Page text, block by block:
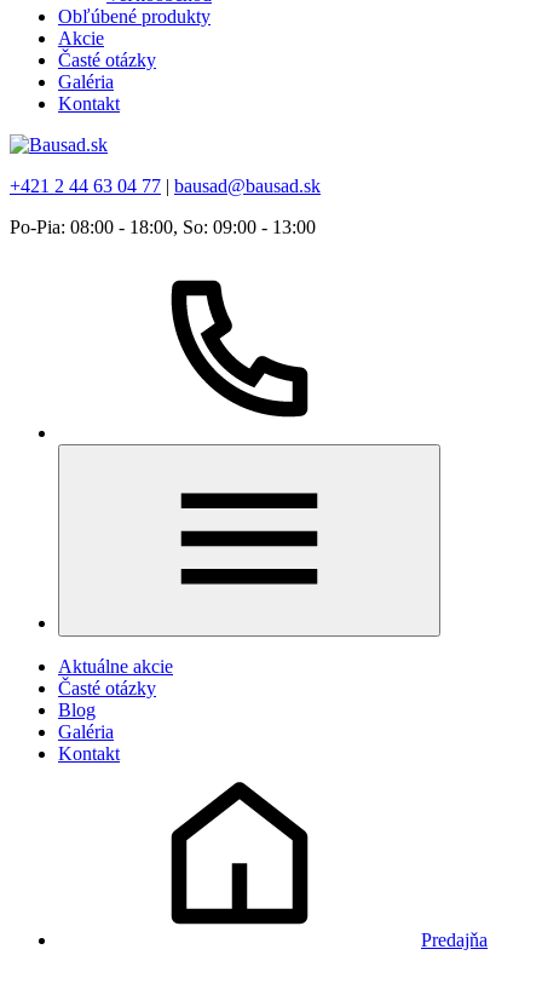
Obľúbené produkty
Akcie
Časté otázky
Galéria
Kontakt
+421 2 44 63 04 77 | bausad@bausad.sk
Po-Pia: 08:00 - 18:00, So: 09:00 - 13:00
Aktuálne akcie
Časté otázky
Blog
Galéria
Kontakt
Predajňa